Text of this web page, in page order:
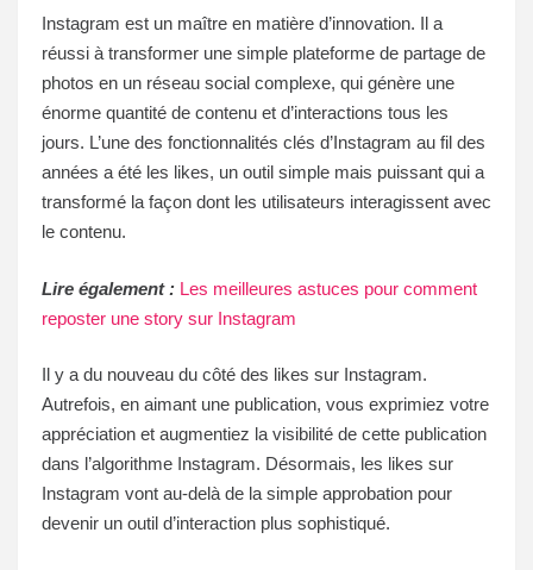
Instagram est un maître en matière d’innovation. Il a
réussi à transformer une simple plateforme de partage de
photos en un réseau social complexe, qui génère une
énorme quantité de contenu et d’interactions tous les
jours. L’une des fonctionnalités clés d’Instagram au fil des
années a été les likes, un outil simple mais puissant qui a
transformé la façon dont les utilisateurs interagissent avec
le contenu.
Lire également : Les meilleures astuces pour comment
reposter une story sur Instagram
Il y a du nouveau du côté des likes sur Instagram.
Autrefois, en aimant une publication, vous exprimiez votre
appréciation et augmentiez la visibilité de cette publication
dans l’algorithme Instagram. Désormais, les likes sur
Instagram vont au-delà de la simple approbation pour
devenir un outil d’interaction plus sophistiqué.